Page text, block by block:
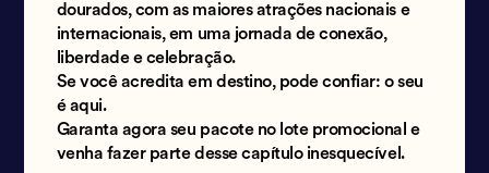
dourados, com as maiores atrações nacionais e
internacionais, em uma jornada de conexão,
liberdade e celebração.
Se você acredita em destino, pode confiar: o seu
é aqui.
Garanta agora seu pacote no lote promocional e
venha fazer parte desse capítulo inesquecível.